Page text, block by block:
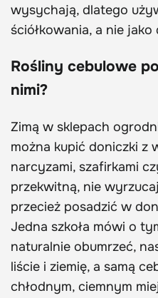
wysychają, dlatego
ściółkowania, a nie jako
Rośliny cebulowe
nimi?
Zimą w sklepach
można kupić doniczki z
narcyzami, szafirkami
przekwitną, nie
przecież posadzić w
Jedna szkoła mówi o
naturalnie obumrzeć,
liście i ziemię, a samą
chłodnym, ciemnym